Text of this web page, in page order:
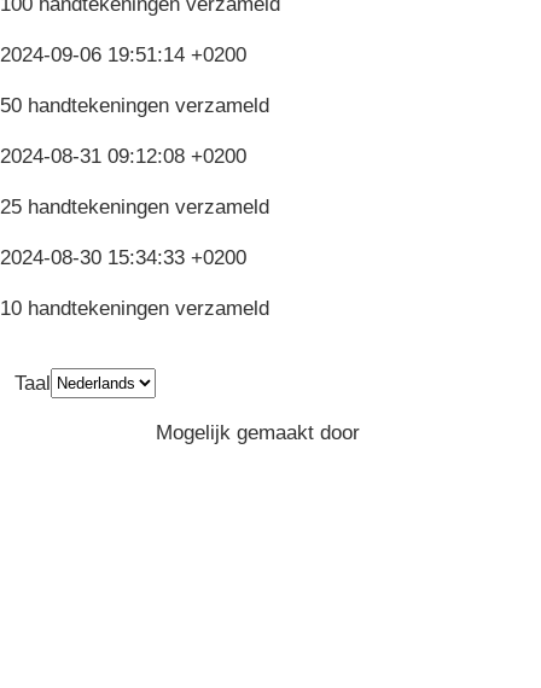
2024-09-06 19:51:14 +0200
50 handtekeningen verzameld
2024-08-31 09:12:08 +0200
25 handtekeningen verzameld
2024-08-30 15:34:33 +0200
10 handtekeningen verzameld
Taal
Mogelijk gemaakt door